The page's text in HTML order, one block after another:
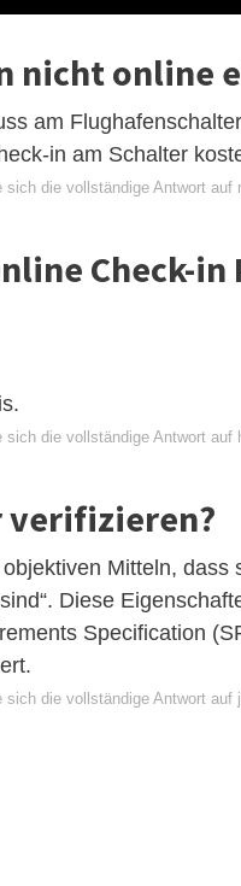
nicht online
am
in am Schalter
sich die vollständige Antwort auf
Check-in
sich die vollständige Antwort auf
verifizieren?
Mitteln,
Diese
Specification
sich die vollständige Antwort auf